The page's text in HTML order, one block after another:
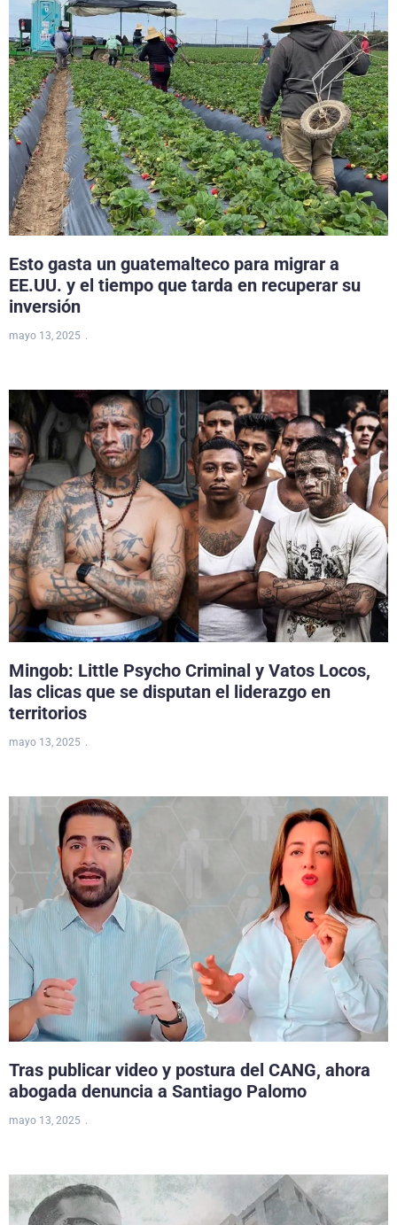
Esto gasta un guatemalteco para migrar a
EE.UU. y el tiempo que tarda en recuperar su
inversión
mayo 13, 2025
Mingob: Little Psycho Criminal y Vatos Locos,
las clicas que se disputan el liderazgo en
territorios
mayo 13, 2025
Tras publicar video y postura del CANG, ahora
abogada denuncia a Santiago Palomo
mayo 13, 2025